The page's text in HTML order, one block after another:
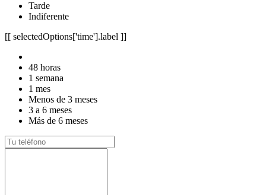
Tarde
Indiferente
[[ selectedOptions['time'].label ]]
48 horas
1 semana
1 mes
Menos de 3 meses
3 a 6 meses
Más de 6 meses